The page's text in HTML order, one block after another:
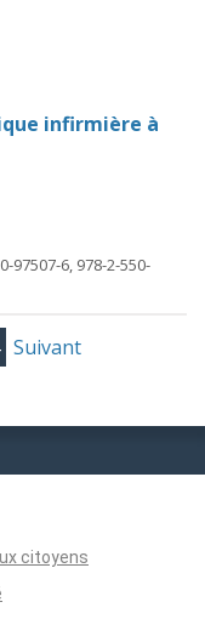
infirmière à
97507-6, 978-2-550-
Suivant
citoyens